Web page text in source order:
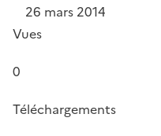
26 mars 2014
Vues
0
Téléchargements